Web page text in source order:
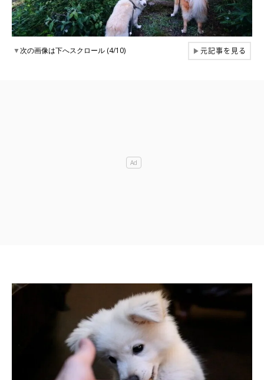
▼次の画像は下へスクロール (4/10) ▶元記事を見る